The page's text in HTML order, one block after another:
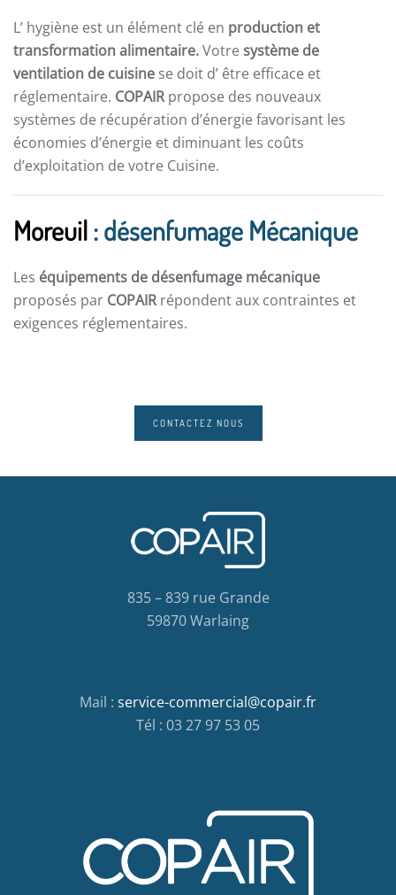
L’ hygiène est un élément clé en production et
transformation alimentaire.Votre système de
ventilation de cuisine se doit d’ être efficace et
réglementaire. COPAIRpropose des nouveaux
systèmes de récupération d’énergie favorisant les
économies d’énergie et diminuant les coûts
d’exploitation de votre Cuisine.
Moreuil: désenfumage Mécanique
Les équipements de désenfumage mécanique
proposés par COPAIRrépondent aux contraintes et
exigences réglementaires.
CONTACTEZ NOUS
835 – 839 rue Grande
59870 Warlaing
Mail : service-commercial@copair.fr
Tél : 03 27 97 53 05